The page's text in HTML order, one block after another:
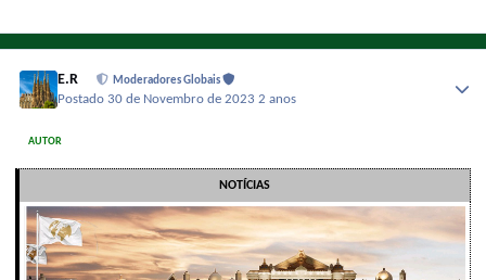
E.R Moderadores Globais
Postado 30 de Novembro de 20232 anos
AUTOR
NOTÍCIAS